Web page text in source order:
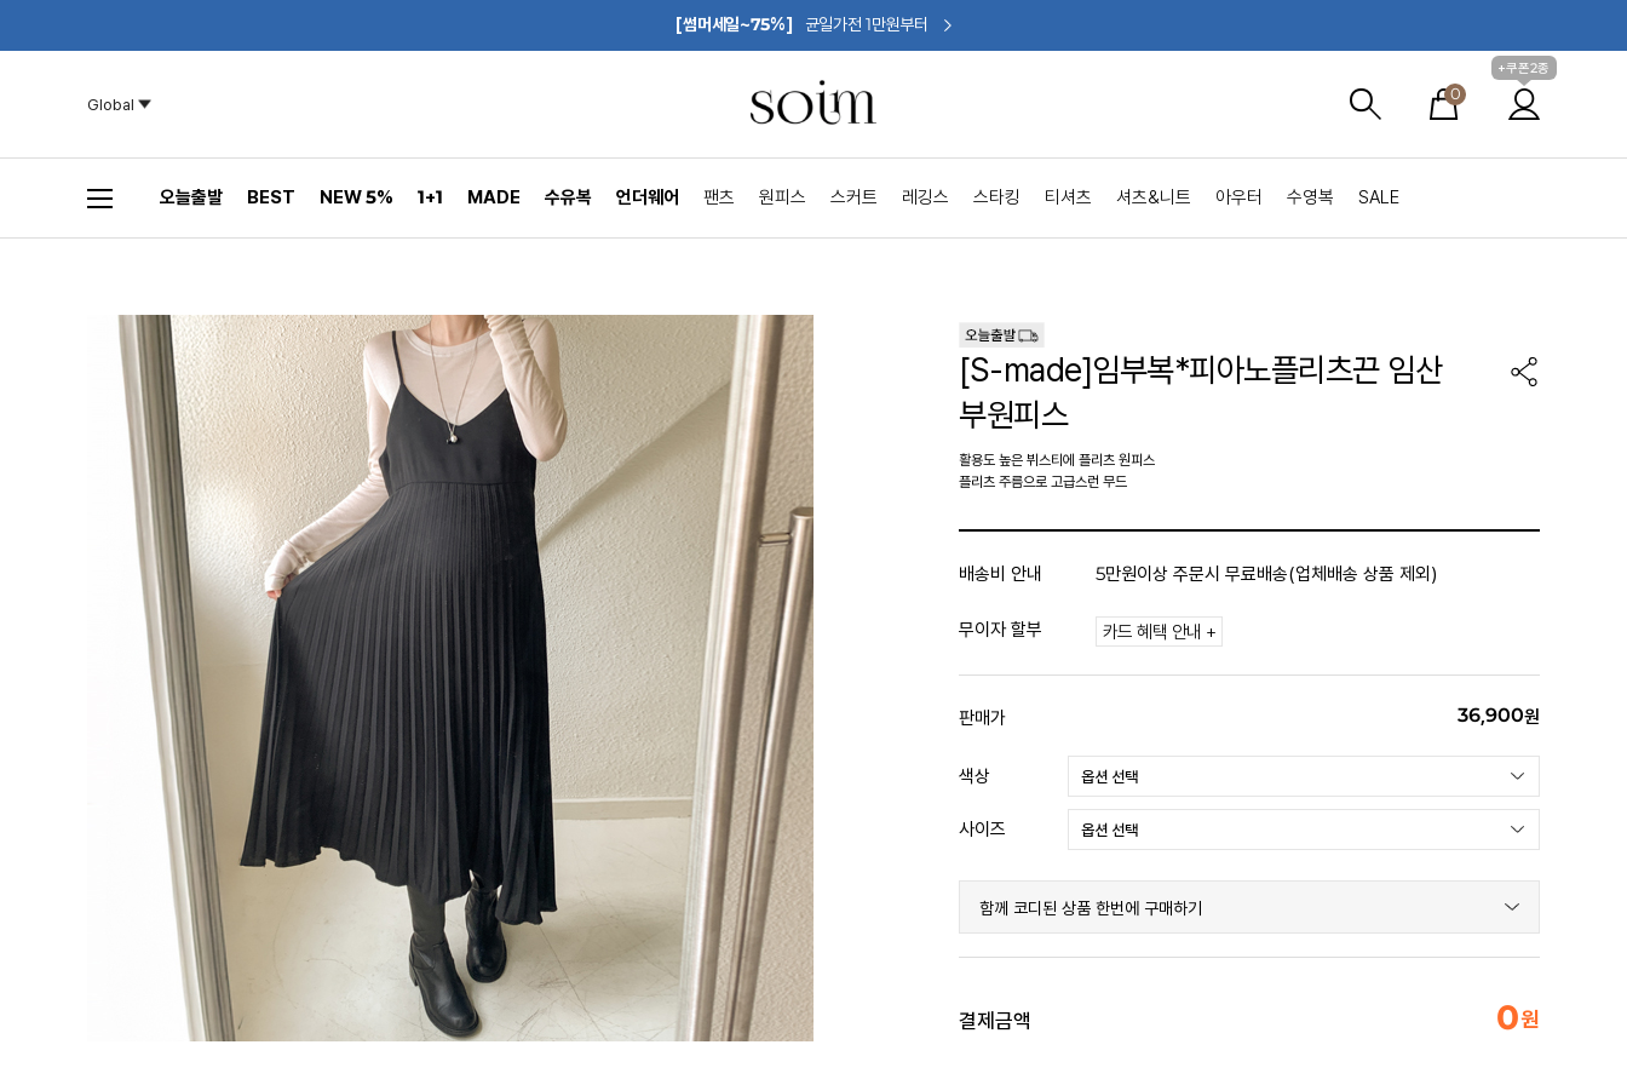
[썸머세일~75%] 균일가전 1만원부터
Global
0
+쿠폰2종
오늘출발 BEST NEW 5% 1+1 MADE 수유복 언더웨어 팬츠 원피스 스커트 레깅스 스타킹 티셔츠 셔츠&니트 아우터 수영복 SALE
[S-made]임부복*피아노플리츠끈 임산
부원피스
활용도 높은 뷔스티에 플리츠 원피스
플리츠 주름으로 고급스런 무드
배송비 안내 5만원이상 주문시 무료배송(업체배송 상품 제외)
무이자 할부 카드 혜택 안내 +
판매가 36,900원
색상
사이즈
함께 코디된 상품 한번에 구매하기
결제금액 0원